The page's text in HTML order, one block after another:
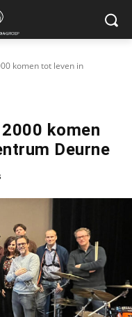
komen tot leven in
komen
Deurne